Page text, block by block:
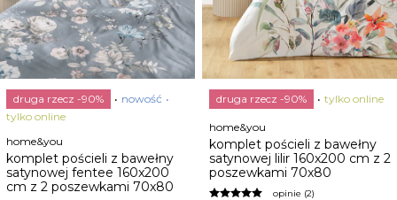
druga rzecz -90%
nowość
tylko online
home&you
komplet pościeli z bawełny
satynowej fentee 160x200
cm z 2 poszewkami 70x80
druga rzecz -90% tylko online
home&you
komplet pościeli z bawełny
satynowej lilir 160x200 cm z 2
poszewkami 70x80
opinie (2)